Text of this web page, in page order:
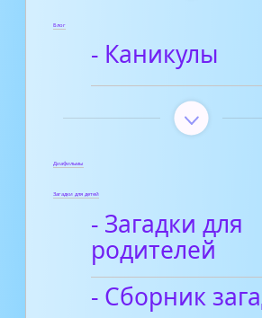
Блог
- Каникулы
Диафильмы
Загадки для детей
- Загадки для
родителей
- Сборник